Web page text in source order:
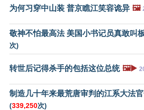
为何习穿中山装 普京瞧江笑容诡异 🖼️
敬神不怕最高法 美国小书记员真敢叫
次)
转世后记得杀手的包括这位总统 🖼️▶️
制造几十年来最荒唐审判的江系大法
(339,250次)